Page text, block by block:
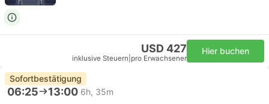
USD 427
inklusive Steuern pro Erwachsener
Hier buchen
Sofortbestätigung
06:25 13:00 6h, 35m